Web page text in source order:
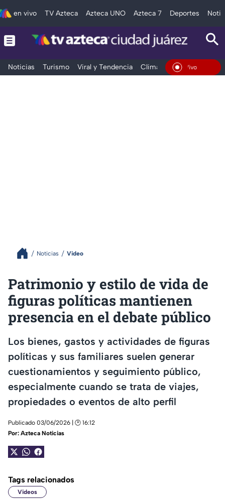
en vivo TV Azteca Azteca UNO Azteca 7 Deportes
Noticias Turismo Viral y Tendencia Clima Deportes
En Vivo
Noticias Video
Patrimonio y estilo de vida de
figuras políticas mantienen
presencia en el debate público
Los bienes, gastos y actividades de figuras
políticas y sus familiares suelen generar
cuestionamientos y seguimiento público,
especialmente cuando se trata de viajes,
propiedades o eventos de alto perfil
Publicado 03/06/2026 | 🕑 16:12
Por: Azteca Noticias
Tags relacionados
Videos